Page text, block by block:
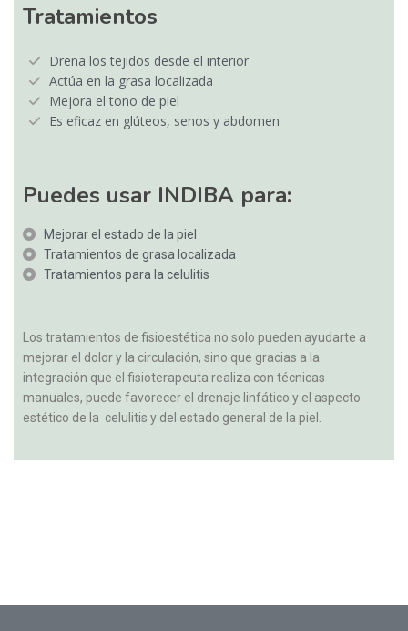
Tratamientos
Drena los tejidos desde el interior
Actúa en la grasa localizada
Mejora el tono de piel
Es eficaz en glúteos, senos y abdomen
Puedes usar INDIBA para:
Mejorar el estado de la piel
Tratamientos de grasa localizada
Tratamientos para la celulitis
Los tratamientos de fisioestética no solo pueden ayudarte a
mejorar el dolor y la circulación, sino que gracias a la
integración que el fisioterapeuta realiza con técnicas
manuales, puede favorecer el drenaje linfático y el aspecto
estético de la celulitis y del estado general de la piel.